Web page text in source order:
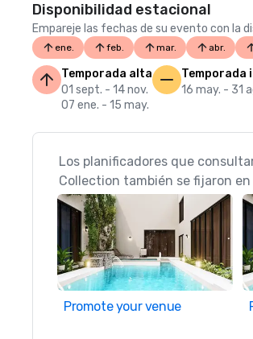
Disponibilidad estacional
Empareje las fechas de su evento con la
ene. feb. mar. abr.
Temporada alta
01 sept. - 14 nov.
07 ene. - 15 may.
Temporada
16 may. - 31
Los planificadores que
Collection también se fijaron en
Promote your venue